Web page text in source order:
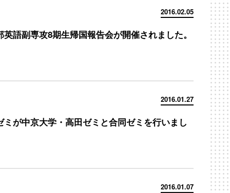
2016.02.05
英語副専攻8期生帰国報告会が開催されました。
2016.01.27
ミが中京大学・高田ゼミと合同ゼミを行いまし
2016.01.07